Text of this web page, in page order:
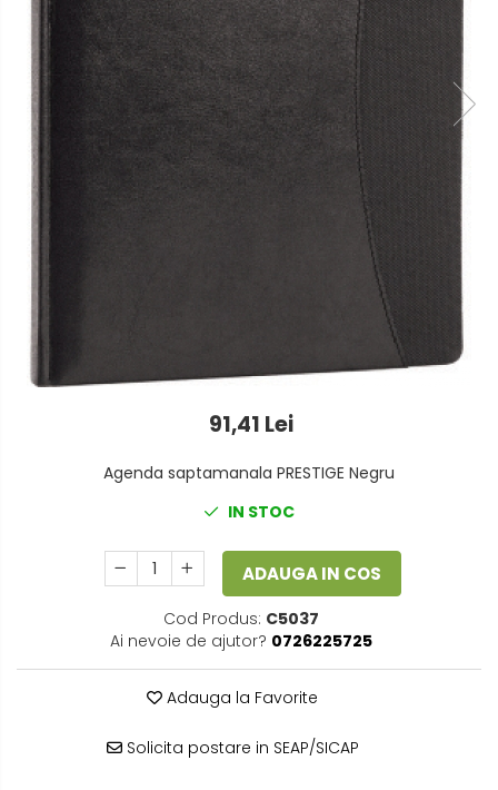
Foarfeci
Lipiciuri
Perforatoare
Suporturi pentru accesorii
Suporturi pentru documente
Tavite pentru Documente
Detergenti vase
Dispensere si consumabile
Europubele
Hartie igienica
Lavete
91,41 Lei
Agenda saptamanala PRESTIGE Negru
IN STOC
ADAUGA IN COS
Cod Produs: C5037
Ai nevoie de ajutor? 0726225725
Adauga la Favorite
Solicita postare in SEAP/SICAP